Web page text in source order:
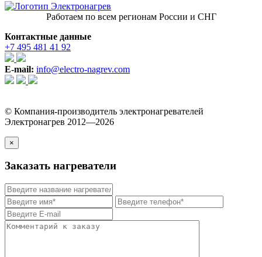
Работаем по всем регионам России и СНГ
Контактные данные
+7 495 481 41 92
E-mail: info@electro-nagrev.com
© Компания-производитель электронагревателей
Электронагрев 2012—2026
×
Заказать нагреватели